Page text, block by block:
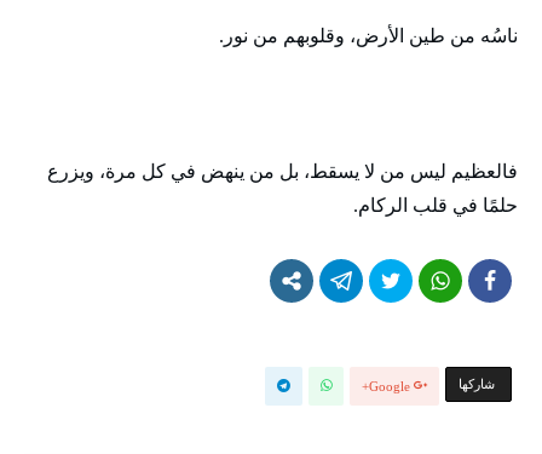
ناسُه من طين الأرض، وقلوبهم من نور.
فالعظيم ليس من لا يسقط، بل من ينهض في كل مرة، ويزرع
حلمًا في قلب الركام.
‫‫ شاركها‬ Google+